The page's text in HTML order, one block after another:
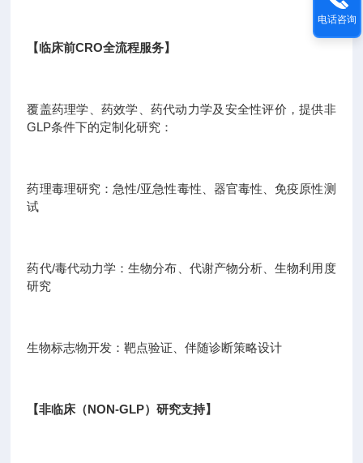
【临床前CRO全流程服务】
覆盖药理学、药效学、药代动力学及安全性评价，提供非
GLP条件下的定制化研究：
药理毒理研究：急性/亚急性毒性、器官毒性、免疫原性测
试
药代/毒代动力学：生物分布、代谢产物分析、生物利用度
研究
生物标志物开发：靶点验证、伴随诊断策略设计
【非临床（NON-GLP）研究支持】
电话咨询